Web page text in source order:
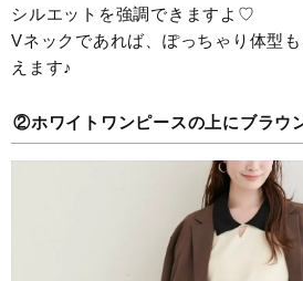
シルエットを強調できますよ♡
Vネックであれば、ぽっちゃり体型
えます♪
②ホワイトワンピースの上にブラウ